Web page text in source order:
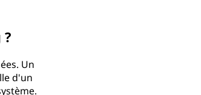
Un
d'un